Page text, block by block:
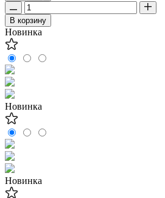
В корзину
Новинка
Новинка
Новинка